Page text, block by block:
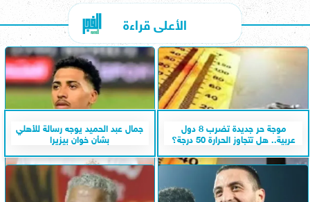
الأعلى قراءة
موجة حر جديدة تضرب 8 دول
عربية.. هل تتجاوز الحرارة 50 درجة؟
جمال عبد الحميد يوجه رسالة للأهلي
بشأن خوان بيزيرا